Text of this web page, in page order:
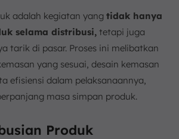
adalah kegiatan yang tidak hanya
selama distribusi, tetapi juga
tarik di pasar. Proses ini melibatkan
yang sesuai, desain kemasan
efisiensi dalam pelaksanaannya,
masa simpan produk.
Produk